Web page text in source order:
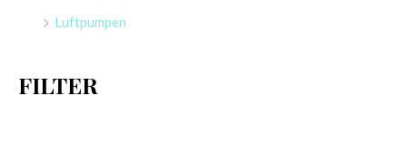
Luftpumpen
FILTER